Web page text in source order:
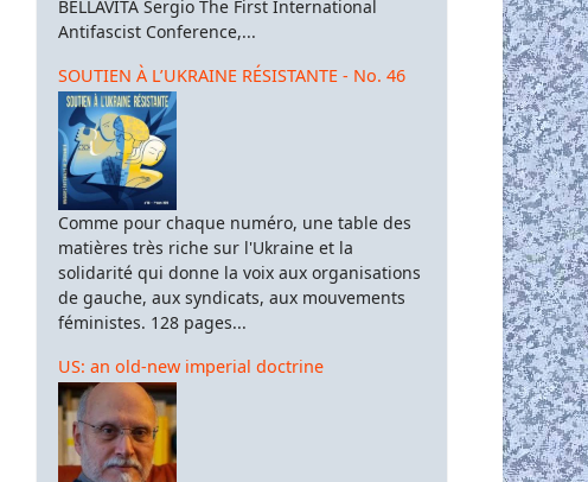
BELLAVITA Sergio The First International
Antifascist Conference,...
SOUTIEN À L’UKRAINE RÉSISTANTE - No. 46
Comme pour chaque numéro, une table des
matières très riche sur l'Ukraine et la
solidarité qui donne la voix aux organisations
de gauche, aux syndicats, aux mouvements
féministes. 128 pages...
US: an old-new imperial doctrine